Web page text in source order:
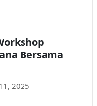
Bersama
2025